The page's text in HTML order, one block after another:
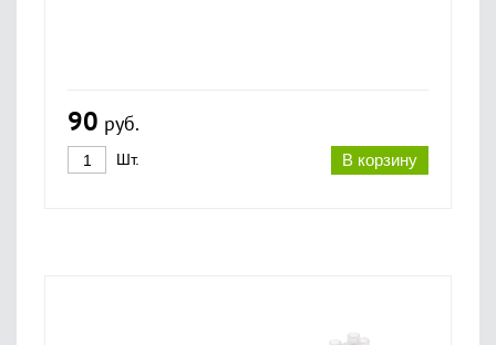
90 руб.
В корзину
Шт.